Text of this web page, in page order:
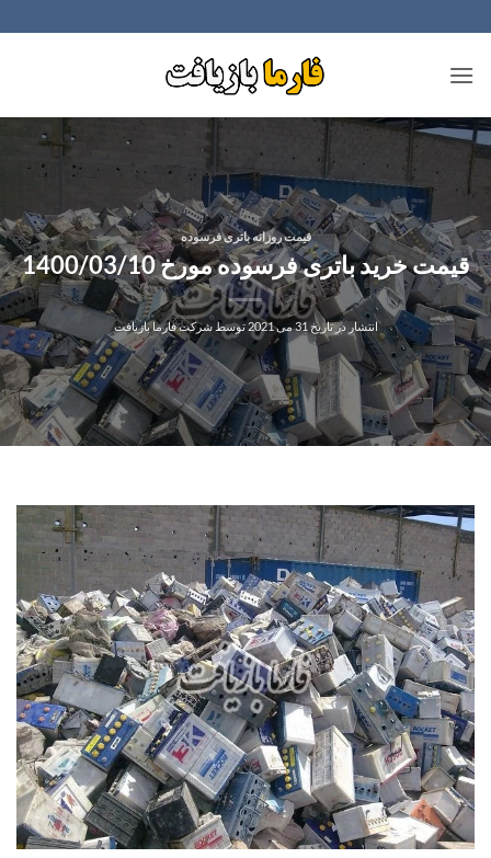
to
content
قیمت روزانه باتری فرسوده
قیمت خرید باتری فرسوده مورخ 1400/03/10
انتشار در تاریخ 31 می 2021 توسطشرکت فارما بازیافت